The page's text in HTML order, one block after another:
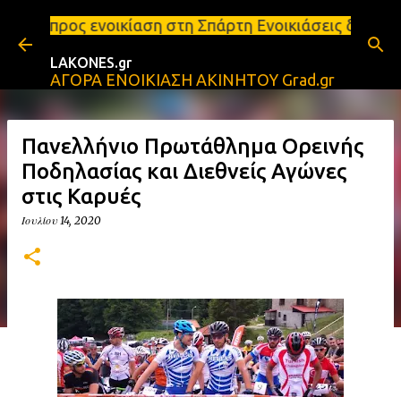
Μετάβαση στο κύριο περιεχόμενο
στη Σπάρτη Ενοικιάσεις διαμερισμάτων
LAKONES.gr
ΑΓΟΡΑ ΕΝΟΙΚΙΑΣΗ ΑΚΙΝΗΤΟΥ Grad.gr
Πανελλήνιο Πρωτάθλημα Ορεινής
Ποδηλασίας και Διεθνείς Αγώνες
στις Καρυές
Ιουλίου 14, 2020